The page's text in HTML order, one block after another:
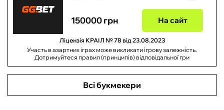
150000 грн На сайт
Ліцензія КРАІЛ № 78 від 23.08.2023
Участь в азартних іграх може викликати ігрову залежність.
Дотримуйтеся правил (принципів) відповідальної гри
Всі букмекери